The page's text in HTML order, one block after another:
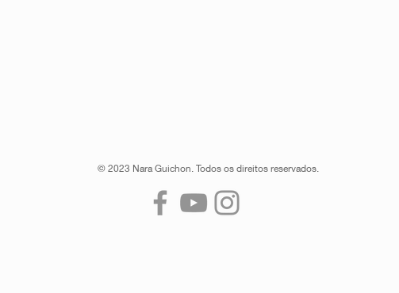
© 2023 Nara Guichon. Todos os direitos reservados.